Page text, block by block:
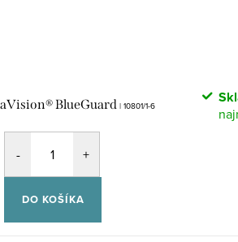
BlueGuard | 10801/1-6
DO KOŠÍKA